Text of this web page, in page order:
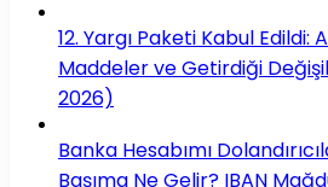
12. Yargı Paketi Kabul
Maddeler ve Getirdiği
2026)
Banka Hesabımı
Başıma Ne Gelir? IBAN